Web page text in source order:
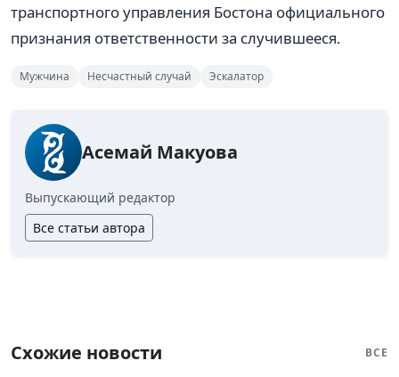
транспортного управления Бостона официального
признания ответственности за случившееся.
Мужчина Несчастный случай Эскалатор
Асемай Макуова
Выпускающий редактор
Все статьи автора
Схожие новости ВСЕ